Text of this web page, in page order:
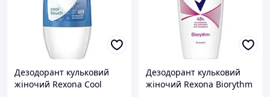
Дезодорант кульковий
жіночий Rexona Cool
Дезодорант кульковий
жіночий Rexona Biorythm